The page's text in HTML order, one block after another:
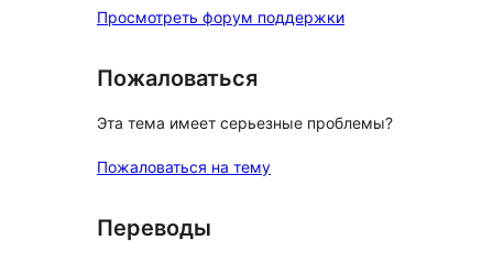
Просмотреть форум поддержки
Пожаловаться
Эта тема имеет серьезные проблемы?
Пожаловаться на тему
Переводы